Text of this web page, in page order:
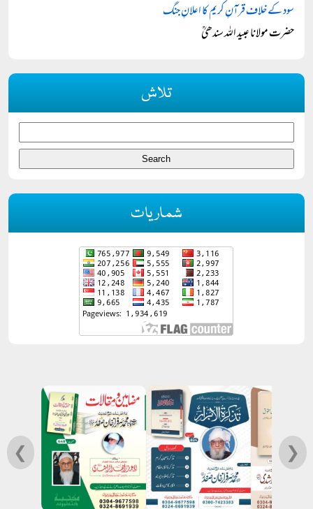
سود کے خلاف قرآنِ کریم کا اعلانِ جنگ
حضرت مولانا عبید اللہ سندھیؒ
تلاش
شماریات
❮ ❯